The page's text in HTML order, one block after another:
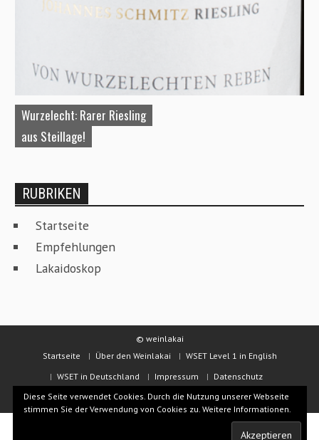
Wurzelecht: Rarer Riesling
aus Steillage!
RUBRIKEN
Startseite
Empfehlungen
Lakaidoskop
© weinlakai
Startseite
Über den Weinlakai
WSET Level 1 in English
WSET in Deutschland
Impressum
Datenschutz
Kontakt & Beratung
Diese Seite verwendet Cookies. Durch die Nutzung unserer Webseite
stimmen Sie der Verwendung von Cookies zu. Weitere Informationen.